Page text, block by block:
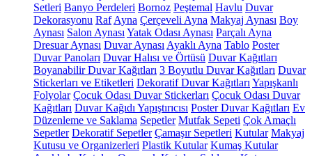
Setleri Banyo Perdeleri Bornoz Peştemal Havlu Duvar
Dekorasyonu Raf Ayna Çerçeveli Ayna Makyaj Aynası Boy
Aynası Salon Aynası Yatak Odası Aynası Parçalı Ayna
Dresuar Aynası Duvar Aynası Ayaklı Ayna Tablo Poster
Duvar Panoları Duvar Halısı ve Örtüsü Duvar Kağıtları
Boyanabilir Duvar Kağıtları 3 Boyutlu Duvar Kağıtları Duvar
Stickerları ve Etiketleri Dekoratif Duvar Kağıtları Yapışkanlı
Folyolar Çocuk Odası Duvar Stickerları Çocuk Odası Duvar
Kağıtları Duvar Kağıdı Yapıştırıcısı Poster Duvar Kağıtları Ev
Düzenleme ve Saklama Sepetler Mutfak Sepeti Çok Amaçlı
Sepetler Dekoratif Sepetler Çamaşır Sepetleri Kutular Makyaj
Kutusu ve Organizerleri Plastik Kutular Kumaş Kutular